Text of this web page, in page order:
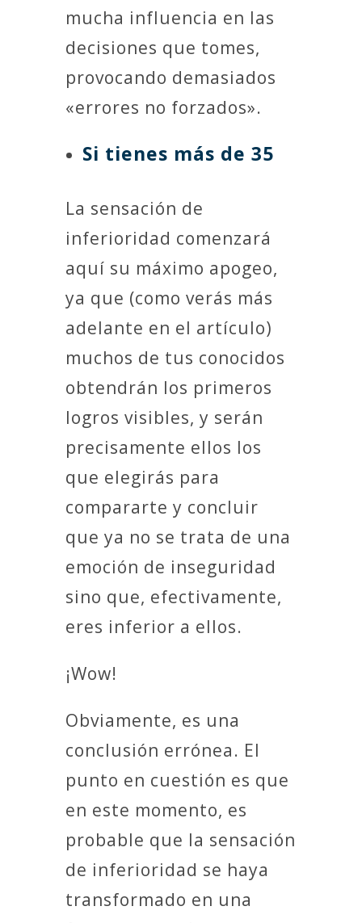
mucha influencia en las
decisiones que tomes,
provocando demasiados
«errores no forzados».
Si tienes más de 35
La sensación de
inferioridad comenzará
aquí su máximo apogeo,
ya que (como verás más
adelante en el artículo)
muchos de tus conocidos
obtendrán los primeros
logros visibles, y serán
precisamente ellos los
que elegirás para
compararte y concluir
que ya no se trata de una
emoción de inseguridad
sino que, efectivamente,
eres inferior a ellos.
¡Wow!
Obviamente, es una
conclusión errónea. El
punto en cuestión es que
en este momento, es
probable que la sensación
de inferioridad se haya
transformado en una